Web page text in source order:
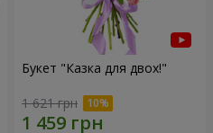
Букет "Казка для двох!"
1 621 грн